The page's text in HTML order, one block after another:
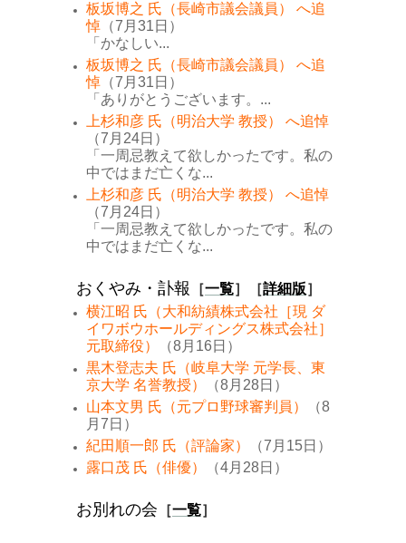
板坂博之 氏（長崎市議会議員） へ追
悼 （7月31日）
「かなしい...
板坂博之 氏（長崎市議会議員） へ追
悼 （7月31日）
「ありがとうございます。...
上杉和彦 氏（明治大学 教授） へ追悼
（7月24日）
「一周忌教えて欲しかったです。私の
中ではまだ亡くな...
上杉和彦 氏（明治大学 教授） へ追悼
（7月24日）
「一周忌教えて欲しかったです。私の
中ではまだ亡くな...
おくやみ・訃報 ［一覧］［詳細版］
横江昭 氏（大和紡績株式会社［現 ダ
イワボウホールディングス株式会社］
元取締役）
（8月16日）
黒木登志夫 氏（岐阜大学 元学長、東
京大学 名誉教授）
（8月28日）
山本文男 氏（元プロ野球審判員）
（8
月7日）
紀田順一郎 氏（評論家）
（7月15日）
露口茂 氏（俳優）
（4月28日）
お別れの会 ［一覧］